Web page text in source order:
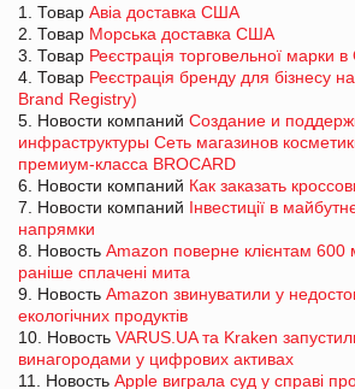
1. Товар Авіа доставка США
2. Товар Морська доставка США
3. Товар Реєстрація торговельної марки
4. Товар Реєстрація бренду для бізнесу
Brand Registry)
5. Новости компаний Создание и
инфраструктуры Сеть магазинов
премиум-класса BROCARD
6. Новости компаний Как заказать
7. Новости компаний Інвестиції в
напрямки
8. Новость Amazon поверне клієнтам 600
раніше сплачені мита
9. Новость Amazon звинуватили у
екологічних продуктів
10. Новость VARUS.UA та Kraken
винагородами у цифрових активах
11. Новость Apple виграла суд у справі